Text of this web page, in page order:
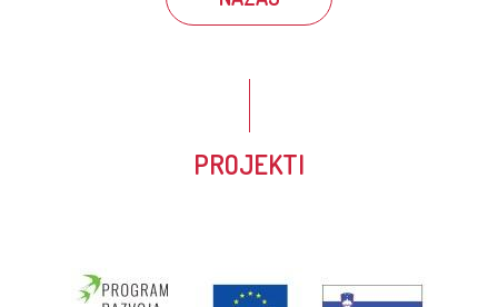
PROJEKTI